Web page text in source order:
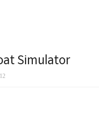
Simulator